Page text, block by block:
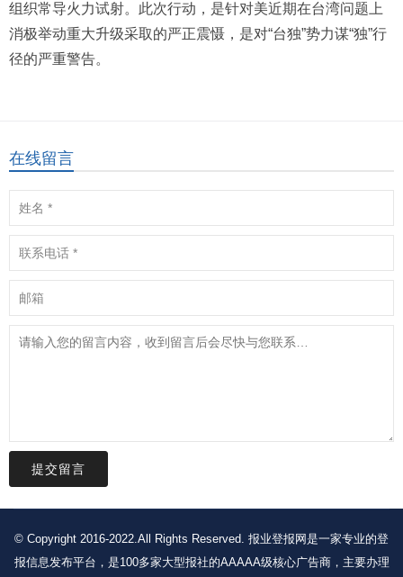
组织常导火力试射。此次行动，是针对美近期在台湾问题上
消极举动重大升级采取的严正震慑，是对“台独”势力谋“独”行
径的严重警告。
在线留言
提交留言
© Copyright 2016-2022.All Rights Reserved. 报业登报网是一家专业的登
报信息发布平台，是100多家大型报社的AAAAA级核心广告商，主要办理